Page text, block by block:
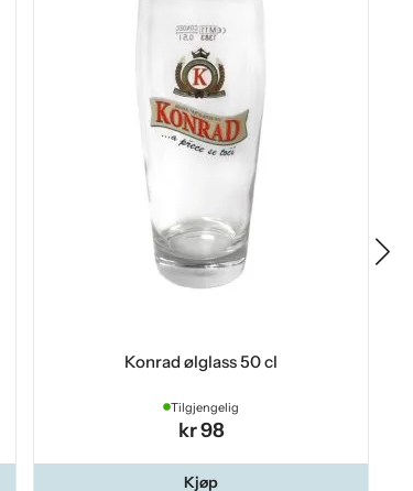
Konrad ølglass 50 cl
Tilgjengelig
kr 98
Kjøp